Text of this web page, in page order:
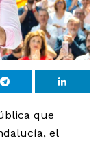
que
el